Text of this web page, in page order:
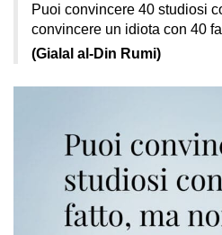
Puoi convincere 40 studiosi
convincere un idiota con 40
(Gialal al-Din Rumi)